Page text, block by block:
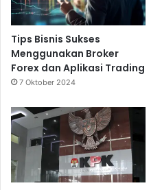
Tips Bisnis Sukses
Menggunakan Broker
Forex dan Aplikasi Trading
7 Oktober 2024